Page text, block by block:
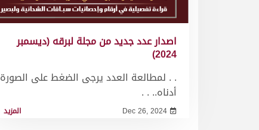
اصدار عدد جديد من مجلة لبرقه (ديسمبر
2024)
. . لمطالعة العدد يرجى الضغط على الصورة
أدناه.. . .
Dec 26, 2024 المزيد